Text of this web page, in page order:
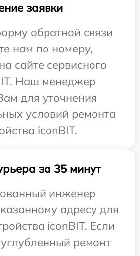
заявки
обратной связи
нам по номеру,
сайте сервисного
Наш менеджер
для уточнения
условий ремонта
iconBIT.
за 35 минут
инженер
адресу для
iconBIT. Если
ремонт